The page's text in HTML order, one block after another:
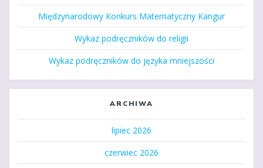
Międzynarodowy Konkurs Matematyczny Kangur
Wykaz podręczników do religii
Wykaz podręczników do języka mniejszości
ARCHIWA
lipiec 2026
czerwiec 2026